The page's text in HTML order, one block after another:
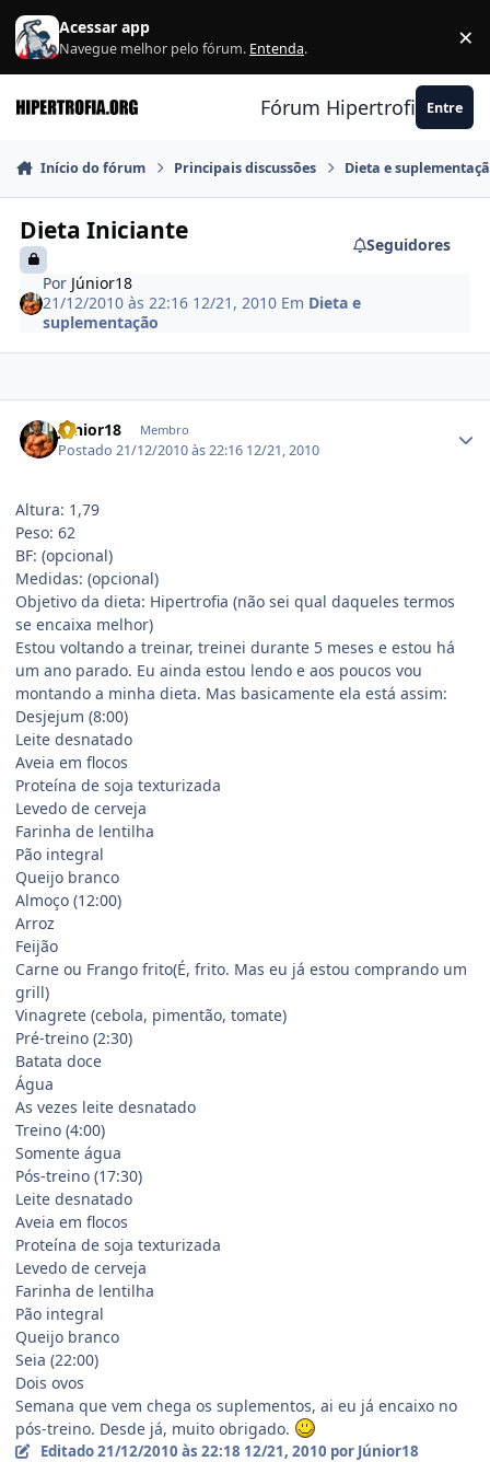
Ir para conteúdo
Acessar app
Navegue melhor pelo fórum. Entenda. ×
Fórum Hipertrofia.org
Entre
Início do fórum Principais discussões Dieta e
Dieta Iniciante
Seguidores
Por Júnior18
21/12/2010 às 22:16 12/21, 2010 Em Dieta e
suplementação
Júnior18 Membro
Postado21/12/2010 às 22:16 12/21, 2010
Altura: 1,79
Peso: 62
BF: (opcional)
Medidas: (opcional)
Objetivo da dieta: Hipertrofia (não sei qual daqueles termos
se encaixa melhor)
Estou voltando a treinar, treinei durante 5 meses e estou há
um ano parado. Eu ainda estou lendo e aos poucos vou
montando a minha dieta. Mas basicamente ela está assim:
Desjejum (8:00)
Leite desnatado
Aveia em flocos
Proteína de soja texturizada
Levedo de cerveja
Farinha de lentilha
Pão integral
Queijo branco
Almoço (12:00)
Arroz
Feijão
Carne ou Frango frito(É, frito. Mas eu já estou comprando um
grill)
Vinagrete (cebola, pimentão, tomate)
Pré-treino (2:30)
Batata doce
Água
As vezes leite desnatado
Treino (4:00)
Somente água
Pós-treino (17:30)
Leite desnatado
Aveia em flocos
Proteína de soja texturizada
Levedo de cerveja
Farinha de lentilha
Pão integral
Queijo branco
Seia (22:00)
Dois ovos
Semana que vem chega os suplementos, ai eu já encaixo no
pós-treino. Desde já, muito obrigado.
Editado21/12/2010 às 22:18 12/21, 2010 por Júnior18